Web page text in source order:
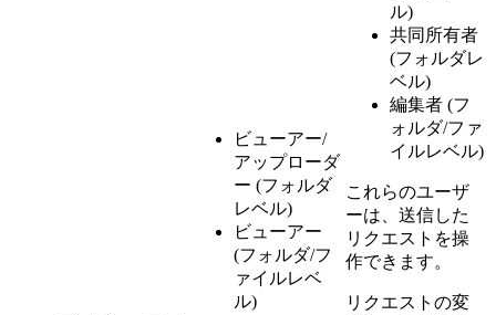
ビューアー/
アップローダ
ー (フォルダ
レベル)
ビューアー
(フォルダ/フ
ァイルレベ
ル)
ル)
共同所有者
(フォルダレ
ベル)
編集者 (フ
ォルダ/ファ
イルレベル)
これらのユーザ
ーは、送信した
リクエストを操
作できます。
リクエストの変